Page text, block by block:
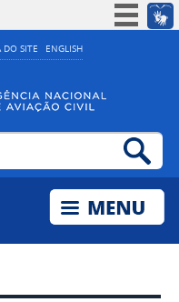
DO SITE ENGLISH
Simplifique!
Acesso à informação
Legislação